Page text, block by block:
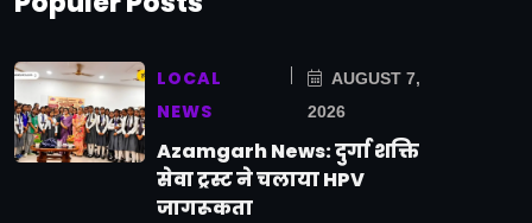
LOCAL
NEWS
AUGUST 7,
2026
Azamgarh News: दुर्गा शक्ति
सेवा ट्रस्ट ने चलाया HPV
जागरूकता